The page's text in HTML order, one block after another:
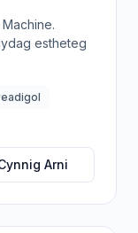
estheteg
Arni